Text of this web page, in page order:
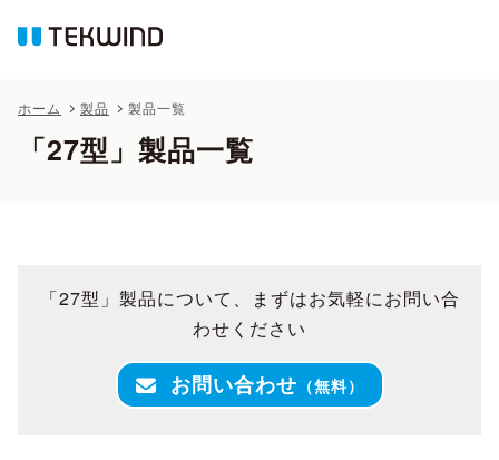
ホーム 製品 製品一覧
「27型」製品一覧
「27型」製品について、まずはお気軽にお問い合
わせください
お問い合わせ （無料）